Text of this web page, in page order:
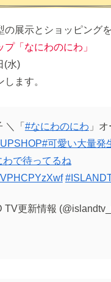
の展示とショッピング
「なにわのにわ」
(水)
ます。
＼「 #なにわのにわ 」
#可愛い大量発
わで待ってるね
更新情報